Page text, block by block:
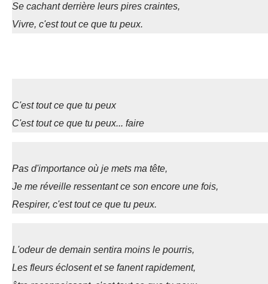
Se cachant derrière leurs pires craintes,
Vivre, c'est tout ce que tu peux.
C'est tout ce que tu peux
C'est tout ce que tu peux... faire
Pas d'importance où je mets ma tête,
Je me réveille ressentant ce son encore une fois,
Respirer, c'est tout ce que tu peux.
L'odeur de demain sentira moins le pourris,
Les fleurs éclosent et se fanent rapidement,